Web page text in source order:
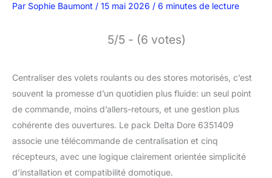
Par Sophie Baumont / 15 mai 2026 / 6 minutes de lecture
5/5 - (6 votes)
Centraliser des volets roulants ou des stores motorisés, c’est
souvent la promesse d’un quotidien plus fluide: un seul point
de commande, moins d’allers-retours, et une gestion plus
cohérente des ouvertures. Le pack Delta Dore 6351409
associe une télécommande de centralisation et cinq
récepteurs, avec une logique clairement orientée simplicité
d’installation et compatibilité domotique.